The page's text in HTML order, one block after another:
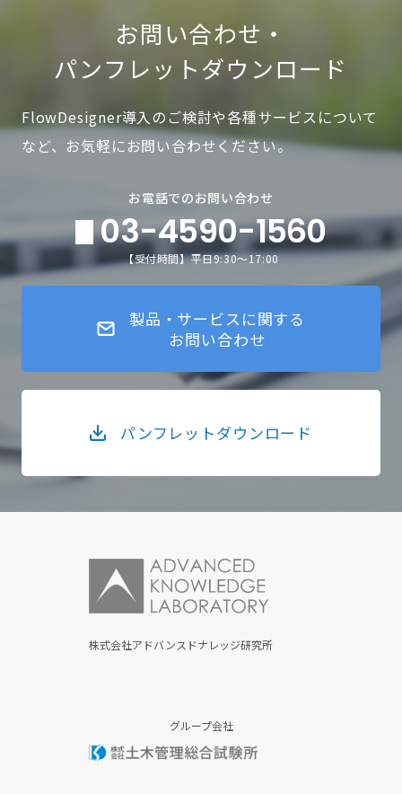
お問い合わせ・
パンフレットダウンロード
FlowDesigner導入のご検討や各種サービスについて
など、お気軽にお問い合わせください。
お電話でのお問い合わせ
03-4590-1560
【受付時間】平日9:30～17:00
製品・サービスに関する
お問い合わせ
パンフレットダウンロード
株式会社アドバンスドナレッジ研究所
グループ会社